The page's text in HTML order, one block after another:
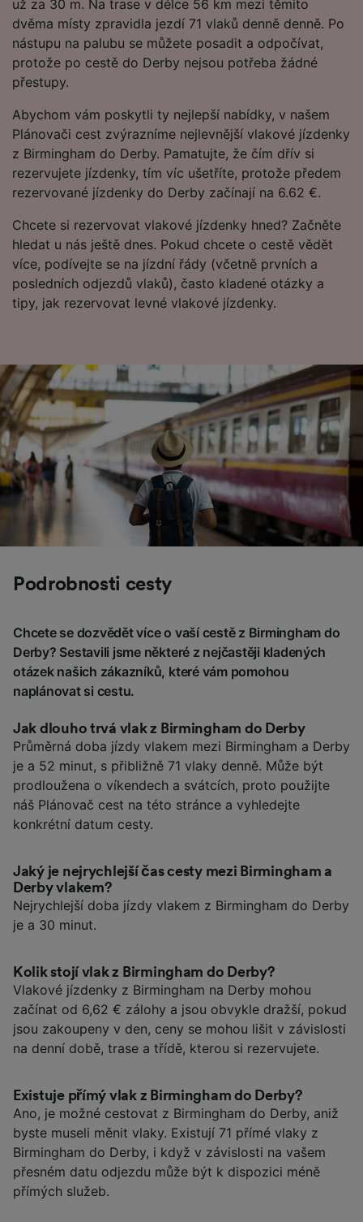
už za 30 m. Na trase v délce 56 km mezi těmito
dvěma místy zpravidla jezdí 71 vlaků denně denně. Po
nástupu na palubu se můžete posadit a odpočívat,
protože po cestě do Derby nejsou potřeba žádné
přestupy.
Abychom vám poskytli ty nejlepší nabídky, v našem
Plánovači cest zvýrazníme nejlevnější vlakové jízdenky
z Birmingham do Derby. Pamatujte, že čím dřív si
rezervujete jízdenky, tím víc ušetříte, protože předem
rezervované jízdenky do Derby začínají na 6.62 €.
Chcete si rezervovat vlakové jízdenky hned? Začněte
hledat u nás ještě dnes. Pokud chcete o cestě vědět
více, podívejte se na jízdní řády (včetně prvních a
posledních odjezdů vlaků), často kladené otázky a
tipy, jak rezervovat levné vlakové jízdenky.
Podrobnosti cesty
Chcete se dozvědět více o vaší cestě z Birmingham do
Derby? Sestavili jsme některé z nejčastěji kladených
otázek našich zákazníků, které vám pomohou
naplánovat si cestu.
Jak dlouho trvá vlak z Birmingham do Derby
Průměrná doba jízdy vlakem mezi Birmingham a Derby
je a 52 minut, s přibližně 71 vlaky denně. Může být
prodloužena o víkendech a svátcích, proto použijte
náš Plánovač cest na této stránce a vyhledejte
konkrétní datum cesty.
Jaký je nejrychlejší čas cesty mezi Birmingham a
Derby vlakem?
Nejrychlejší doba jízdy vlakem z Birmingham do Derby
je a 30 minut.
Kolik stojí vlak z Birmingham do Derby?
Vlakové jízdenky z Birmingham na Derby mohou
začínat od 6,62 € zálohy a jsou obvykle dražší, pokud
jsou zakoupeny v den, ceny se mohou lišit v závislosti
na denní době, trase a třídě, kterou si rezervujete.
Existuje přímý vlak z Birmingham do Derby?
Ano, je možné cestovat z Birmingham do Derby, aniž
byste museli měnit vlaky. Existují 71 přímé vlaky z
Birmingham do Derby, i když v závislosti na vašem
přesném datu odjezdu může být k dispozici méně
přímých služeb.